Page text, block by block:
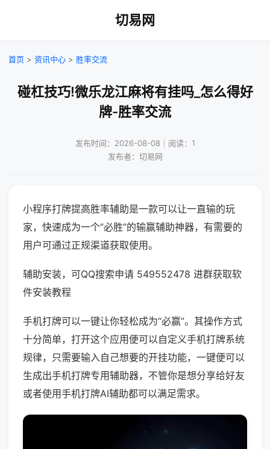
切易网
首页 > 资讯中心 > 胜率交流
碰杠技巧!微乐龙江麻将有挂吗_怎么得好
牌-胜率交流
发布时间：2026-08-08｜阅读：1
发布者：切易网
小程序打牌提高胜率辅助是一款可以让一直输的玩
家，快速成为一个“必胜”的输赢辅助神器，有需要的
用户可通过正规渠道获取使用。
辅助安装，可QQ搜索申请 549552478 进群获取软
件安装教程
手机打牌可以一键让你轻松成为“必赢”。其操作方式
十分简单，打开这个应用便可以自定义手机打牌系统
规律，只需要输入自己想要的开挂功能，一键便可以
生成出手机打牌专用辅助器，不管你是想分享给好友
或者使用手机打牌AI辅助都可以满足需求。